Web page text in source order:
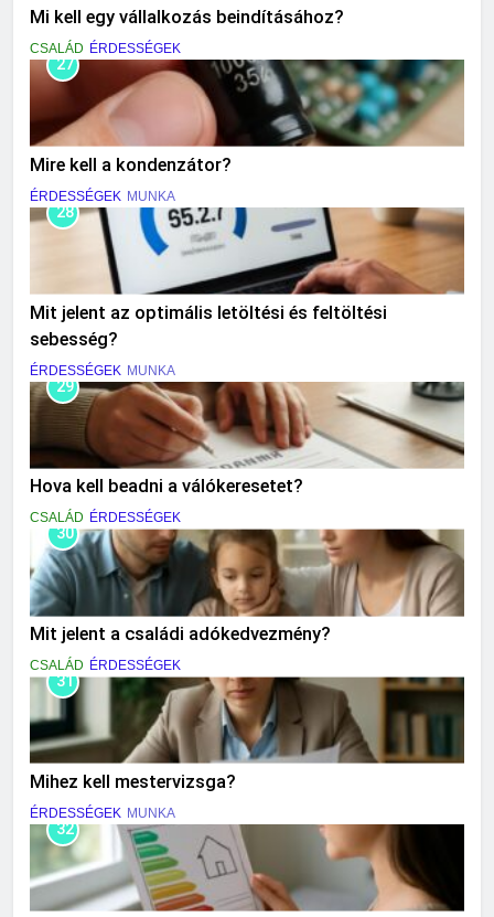
Mi kell egy vállalkozás beindításához?
CSALÁD ÉRDESSÉGEK
27
Mire kell a kondenzátor?
ÉRDESSÉGEK MUNKA
28
Mit jelent az optimális letöltési és feltöltési
sebesség?
ÉRDESSÉGEK MUNKA
29
Hova kell beadni a válókeresetet?
CSALÁD ÉRDESSÉGEK
30
Mit jelent a családi adókedvezmény?
CSALÁD ÉRDESSÉGEK
31
Mihez kell mestervizsga?
ÉRDESSÉGEK MUNKA
32